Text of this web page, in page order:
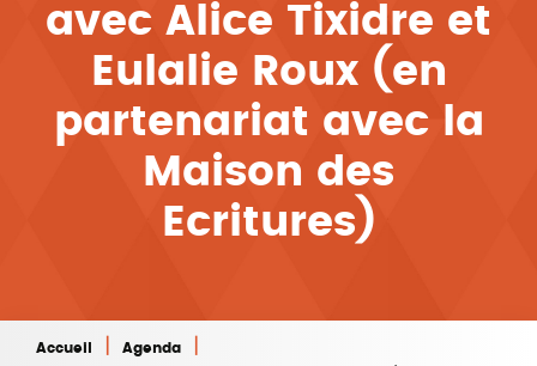
avec Alice Tixidre et
Eulalie Roux (en
partenariat avec la
Maison des
Ecritures)
Accueil Agenda